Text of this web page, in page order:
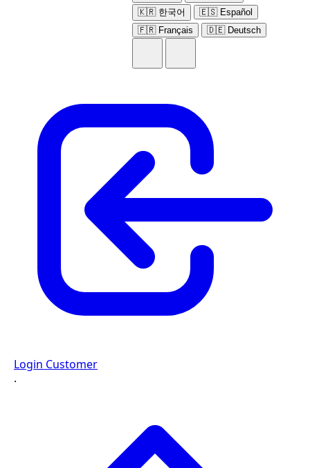
🇰🇷 한국어
🇪🇸 Español
🇫🇷 Français
🇩🇪 Deutsch
Login Customer
·